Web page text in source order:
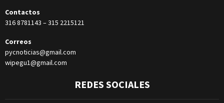
Contactos
316 8781143 –315 2215121
Correos
pycnoticias@gmail.com
wipegu1@gmail.com
REDES SOCIALES